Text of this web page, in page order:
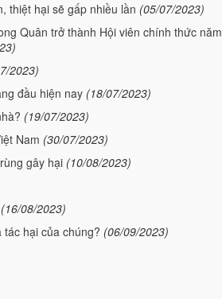
thiệt hại sẽ gấp nhiều lần (05/07/2023)
Quân trở thành Hội viên chính thức năm
2023)
đầu hiện nay (18/07/2023)
(19/07/2023)
Nam (30/07/2023)
gây hại (10/08/2023)
(16/08/2023)
hại của chúng? (06/09/2023)